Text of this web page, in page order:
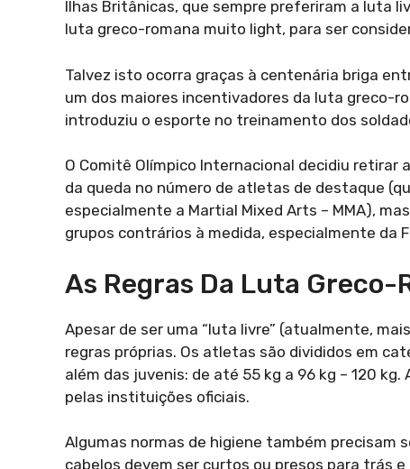
Ilhas Britânicas, que sempre preferiram a luta
luta greco-romana muito light, para ser
Talvez isto ocorra graças à centenária briga
um dos maiores incentivadores da luta greco-
introduziu o esporte no treinamento dos
O Comitê Olímpico Internacional decidiu
da queda no número de atletas de destaque
especialmente a Martial Mixed Arts – MMA),
grupos contrários à medida, especialmente da
As Regras Da Luta Greco-
Apesar de ser uma “luta livre” (atualmente,
regras próprias. Os atletas são divididos em
além das juvenis: de até 55 kg a 96 kg – 120
pelas instituições oficiais.
Algumas normas de higiene também precisam
cabelos devem ser curtos ou presos para trás